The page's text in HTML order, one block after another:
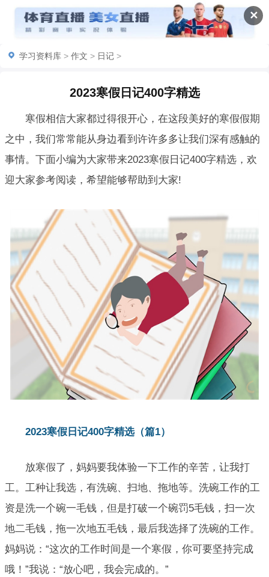
✕
学习资料库 > 作文 > 日记 >
2023寒假日记400字精选
寒假相信大家都过得很开心，在这段美好的寒假假期
之中，我们常常能从身边看到许许多多让我们深有感触的
事情。下面小编为大家带来2023寒假日记400字精选，欢
迎大家参考阅读，希望能够帮助到大家!
2023寒假日记400字精选（篇1）
放寒假了，妈妈要我体验一下工作的辛苦，让我打
工。工种让我选，有洗碗、扫地、拖地等。洗碗工作的工
资是洗一个碗一毛钱，但是打破一个碗罚5毛钱，扫一次
地二毛钱，拖一次地五毛钱，最后我选择了洗碗的工作。
妈妈说：“这次的工作时间是一个寒假，你可要坚持完成
哦！”我说：“放心吧，我会完成的。”